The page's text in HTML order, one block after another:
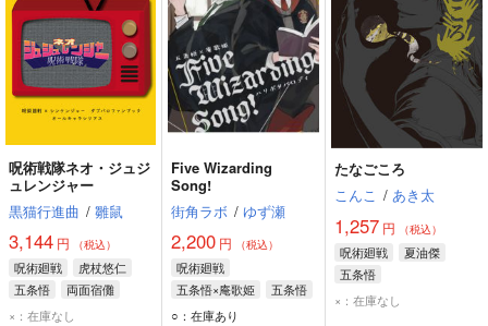
呪術戦隊ネオ・ジュジ
ュレンジャー
黒猫行進曲 / 雛鼠
3,144 円 （税込）
呪術廻戦
虎杖悠仁
五条悟
両面宿儺
×：在庫なし
Five Wizarding
Song!
街角ラボ / ゆず瀬
2,200 円 （税込）
呪術廻戦
五条悟×庵歌姫
五条悟
庵歌姫
○：在庫あり
たなごころ
こんこ / あき太
1,257円 （税込）
呪術廻戦
夏油傑
五条悟
×：在庫なし